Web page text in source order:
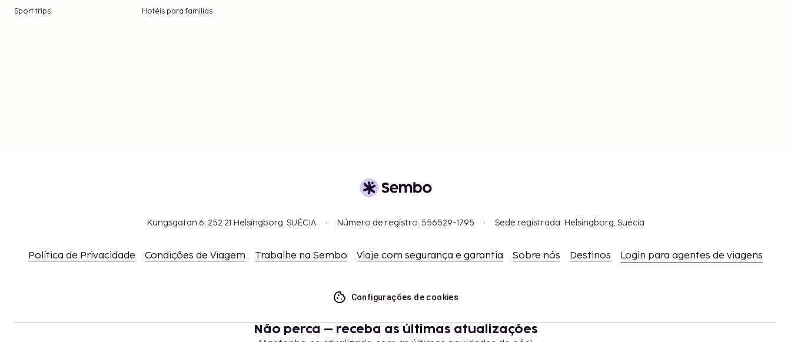
Sport trips Hotéis para famílias
Kungsgatan 6, 252 21 Helsingborg, SUÉCIA Número de registro: 556529-1795 Sede registrada: Helsingborg, Suécia
Política de Privacidade Condições de Viagem Trabalhe na Sembo Viaje com segurança e garantia Sobre nós Destinos Login para agentes de viagens
Configurações de cookies
Não perca – receba as últimas atualizações